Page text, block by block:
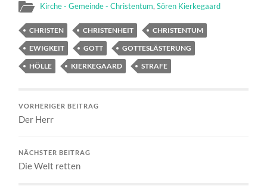
Kirche - Gemeinde - Christentum,Sören Kierkegaard
CHRISTEN CHRISTENHEIT
CHRISTENTUM
EWIGKEIT
GOTT
GOTTESLÄSTERUNG
HÖLLE
KIERKEGAARD STRAFE
VORHERIGER BEITRAG
Der Herr
NÄCHSTER BEITRAG
Die Welt retten